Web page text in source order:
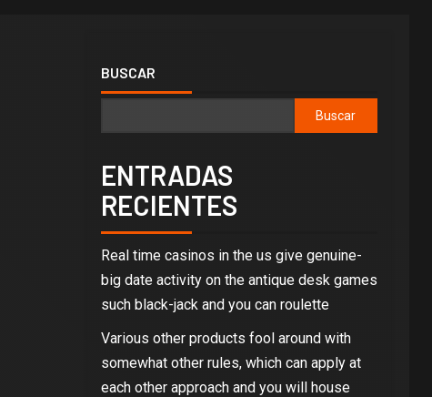
BUSCAR
Buscar
ENTRADAS
RECIENTES
Real time casinos in the us give genuine-
big date activity on the antique desk games
such black-jack and you can roulette
Various other products fool around with
somewhat other rules, which can apply at
each other approach and you will house